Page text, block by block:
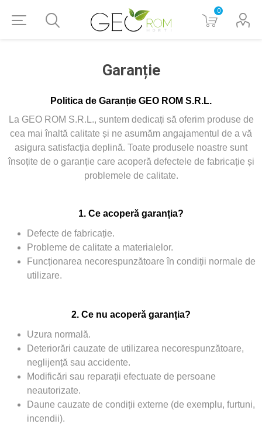
0
Garanție
Politica de Garanție GEO ROM S.R.L.
La GEO ROM S.R.L., suntem dedicați să oferim produse de
cea mai înaltă calitate și ne asumăm angajamentul de a vă
asigura satisfacția deplină. Toate produsele noastre sunt
însoțite de o garanție care acoperă defectele de fabricație și
problemele de calitate.
1. Ce acoperă garanția?
Defecte de fabricație.
Probleme de calitate a materialelor.
Funcționarea necorespunzătoare în condiții normale de
utilizare.
2. Ce nu acoperă garanția?
Uzura normală.
Deteriorări cauzate de utilizarea necorespunzătoare,
neglijență sau accidente.
Modificări sau reparații efectuate de persoane
neautorizate.
Daune cauzate de condiții externe (de exemplu, furtuni,
incendii).